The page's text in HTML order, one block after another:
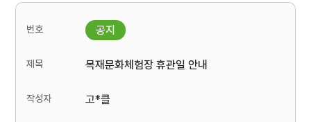
목재문화체험장 휴관일 안내
고*클